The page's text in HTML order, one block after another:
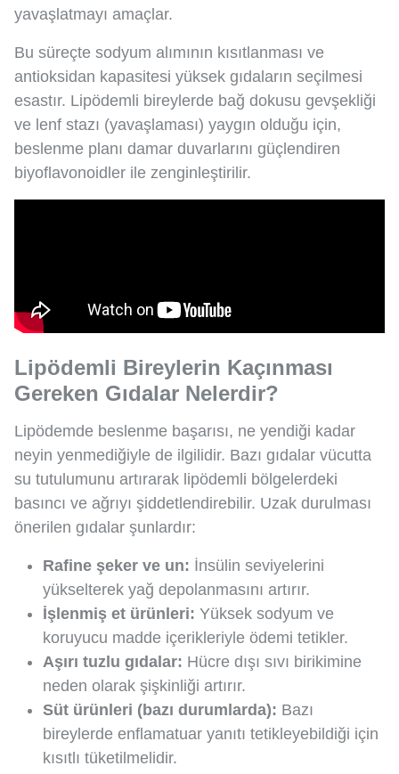
yavaşlatmayı amaçlar.
Bu süreçte sodyum alımının kısıtlanması ve
antioksidan kapasitesi yüksek gıdaların seçilmesi
esastır. Lipödemli bireylerde bağ dokusu gevşekliği
ve lenf stazı (yavaşlaması) yaygın olduğu için,
beslenme planı damar duvarlarını güçlendiren
biyoflavonoidler ile zenginleştirilir.
Lipödemli Bireylerin Kaçınması
Gereken Gıdalar Nelerdir?
Lipödemde beslenme başarısı, ne yendiği kadar
neyin yenmediğiyle de ilgilidir. Bazı gıdalar vücutta
su tutulumunu artırarak lipödemli bölgelerdeki
basıncı ve ağrıyı şiddetlendirebilir. Uzak durulması
önerilen gıdalar şunlardır:
Rafine şeker ve un: İnsülin seviyelerini
yükselterek yağ depolanmasını artırır.
İşlenmiş et ürünleri: Yüksek sodyum ve
koruyucu madde içerikleriyle ödemi tetikler.
Aşırı tuzlu gıdalar: Hücre dışı sıvı birikimine
neden olarak şişkinliği artırır.
Süt ürünleri (bazı durumlarda): Bazı
bireylerde enflamatuar yanıtı tetikleyebildiği için
kısıtlı tüketilmelidir.